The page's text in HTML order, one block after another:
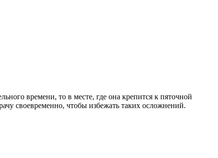
времени, то в месте, где она крепится к пяточной
своевременно, чтобы избежать таких осложнений.